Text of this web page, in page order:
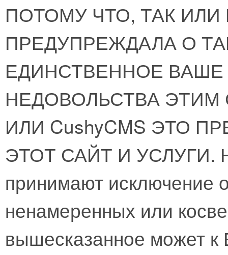
ПОТОМУ ЧТО, ТАК ИЛИ
ПРЕДУПРЕЖДАЛА О
ЕДИНСТВЕННОЕ
НЕДОВОЛЬСТВА
ИЛИ CushyCMS ЭТО
ЭТОТ САЙТ И УСЛУГИ.
принимают исключение
ненамеренных или
вышесказанное может к